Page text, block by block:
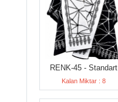
RENK-45 - Standart
Kalan Miktar : 8